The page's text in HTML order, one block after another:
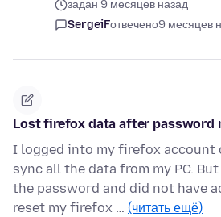
задан 9 месяцев назад
SergeiFотвечено9 месяцев
Lost firefox data after password
I logged into my firefox account
sync all the data from my PC.
the password and did not have
reset my firefox … (читать ещё)